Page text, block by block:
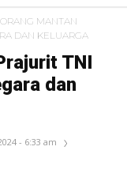
MANTAN
DAN KELUARGA
TNI
dan
- 6:33 am